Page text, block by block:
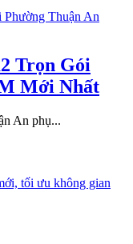
Trọn Gói
Mới Nhất
An phụ...